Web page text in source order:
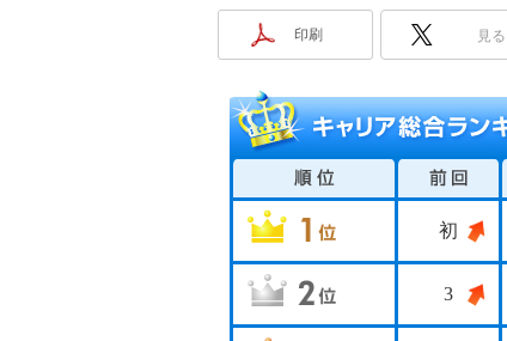
印刷 見る
初
3